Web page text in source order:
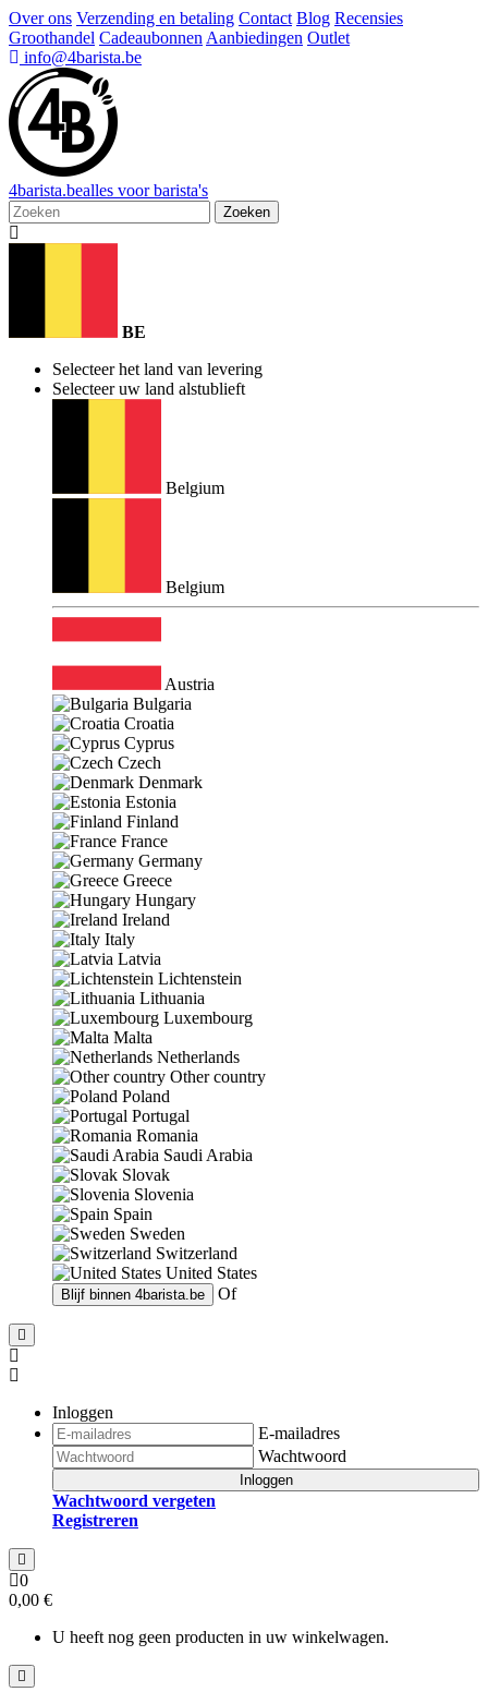
Over ons Verzending en betaling Contact Blog Recensies
Groothandel Cadeaubonnen Aanbiedingen Outlet
info@4barista.be
4barista.bealles voor barista's
Zoeken
BE
Selecteer het land van levering
Selecteer uw land alstublieft
Belgium
Belgium
Austria
Bulgaria
Croatia
Cyprus
Czech
Denmark
Estonia
Finland
France
Germany
Greece
Hungary
Ireland
Italy
Latvia
Lichtenstein
Lithuania
Luxembourg
Malta
Netherlands
Other country
Poland
Portugal
Romania
Saudi Arabia
Slovak
Slovenia
Spain
Sweden
Switzerland
United States
Blijf binnen 4barista.be Of
Inloggen
E-mailadres
Wachtwoord
Inloggen
Wachtwoord vergeten
Registreren
0
0,00 €
U heeft nog geen producten in uw winkelwagen.